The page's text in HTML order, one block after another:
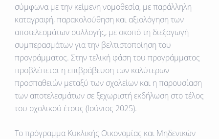
σύμφωνα με την κείμενη νομοθεσία, με παράλληλη
καταγραφή, παρακολούθηση και αξιολόγηση των
αποτελεσμάτων συλλογής, με σκοπό τη διεξαγωγή
συμπερασμάτων για την βελτιστοποίηση του
προγράμματος. Στην τελική φάση του προγράμματος
προβλέπεται η επιβράβευση των καλύτερων
προσπαθειών μεταξύ των σχολείων και η παρουσίαση
των αποτελεσμάτων σε ξεχωριστή εκδήλωση στο τέλος
του σχολικού έτους (Ιούνιος 2025).
Το πρόγραμμα Κυκλικής Οικονομίας και Μηδενικών